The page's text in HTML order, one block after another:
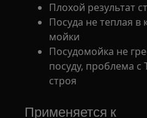
Плохой результат
Посуда не теплая
мойки
Посудомойка не
посуду, проблема
строя
Применяется к